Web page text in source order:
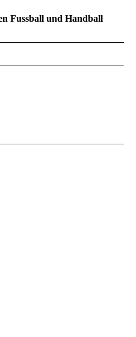
Fussball und Handball